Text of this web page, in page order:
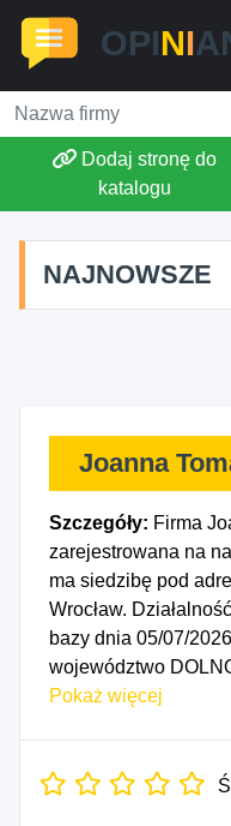
OPINI
Dodaj stronę do
katalogu
NAJNOWSZE
AGSON AGNIESZKA SUCHWAŁKO
Joanna
Szczegóły: Firma
zarejestrowana na
ma siedzibę pod
Wrocław.
bazy dnia 05/07/
województwo
Numer Identyfikacji
Data rozpoczęcia
Pokaż więcej